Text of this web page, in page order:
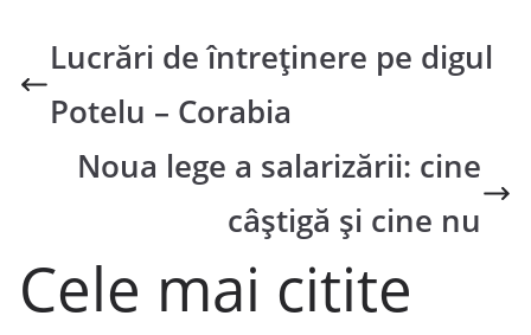
Lucrări de întreținere pe digul
Potelu – Corabia
Noua lege a salarizării: cine
câștigă și cine nu
Cele mai citite